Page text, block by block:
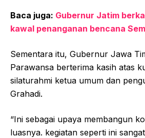
Baca juga: Gubernur Jatim
kawal penanganan bencana
Sementara itu, Gubernur Jawa
Parawansa berterima kasih atas
silaturahmi ketua umum dan
Grahadi.
“Ini sebagai upaya membangun
luasnya. kegiatan seperti ini